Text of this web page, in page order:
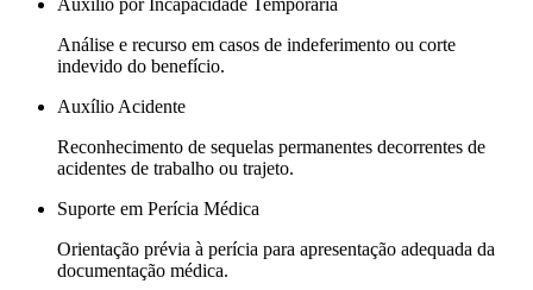
Auxílio por Incapacidade Temporária
Análise e recurso em casos de indeferimento ou corte
indevido do benefício.
Auxílio Acidente
Reconhecimento de sequelas permanentes decorrentes de
acidentes de trabalho ou trajeto.
Suporte em Perícia Médica
Orientação prévia à perícia para apresentação adequada da
documentação médica.